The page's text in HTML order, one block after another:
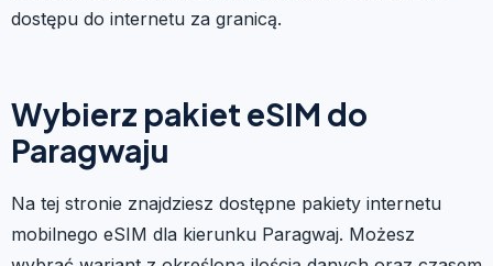
dostępu do internetu za granicą.
Wybierz pakiet eSIM do
Paragwaju
Na tej stronie znajdziesz dostępne pakiety internetu
mobilnego eSIM dla kierunku Paragwaj. Możesz